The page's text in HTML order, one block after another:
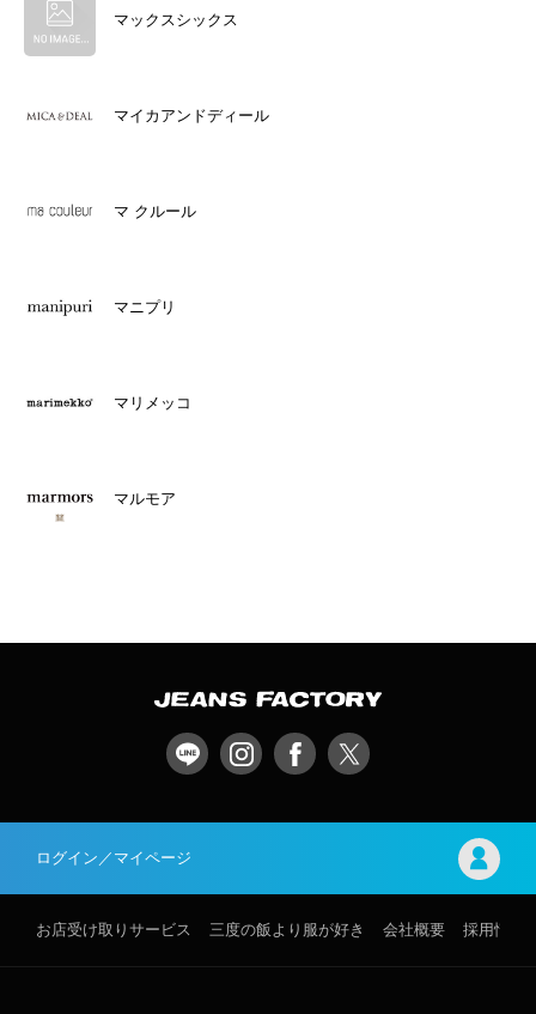
マックスシックス
マイカアンドディール
マ クルール
マニプリ
マリメッコ
マルモア
ログイン／マイページ
お店受け取りサービス 三度の飯より服が好き 会社概要 採用情報